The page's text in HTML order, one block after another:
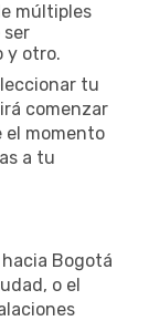
múltiples
ser
y otro.
tu
comenzar
el momento
a tu
Bogotá
o el